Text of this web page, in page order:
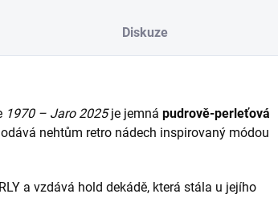
Diskuze
1970 – Jaro 2025je jemná pudrově-perleťová
nehtům retro nádech inspirovaný módou
a vzdává hold dekádě, která stála u jejího